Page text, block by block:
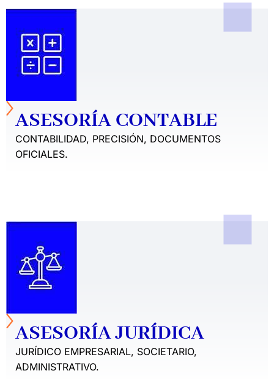
ASESORÍA CONTABLE
CONTABILIDAD, PRECISIÓN, DOCUMENTOS
OFICIALES.
ASESORÍA JURÍDICA
JURÍDICO EMPRESARIAL, SOCIETARIO,
ADMINISTRATIVO.